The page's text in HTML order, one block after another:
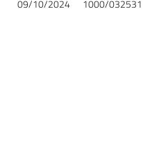
09/10/2024 1000/032531